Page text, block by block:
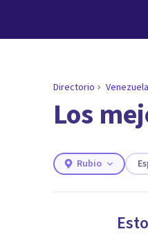
ENCONTRAR MI
necesidades.
Responder
Directorio Venezuela
Los
Rubio